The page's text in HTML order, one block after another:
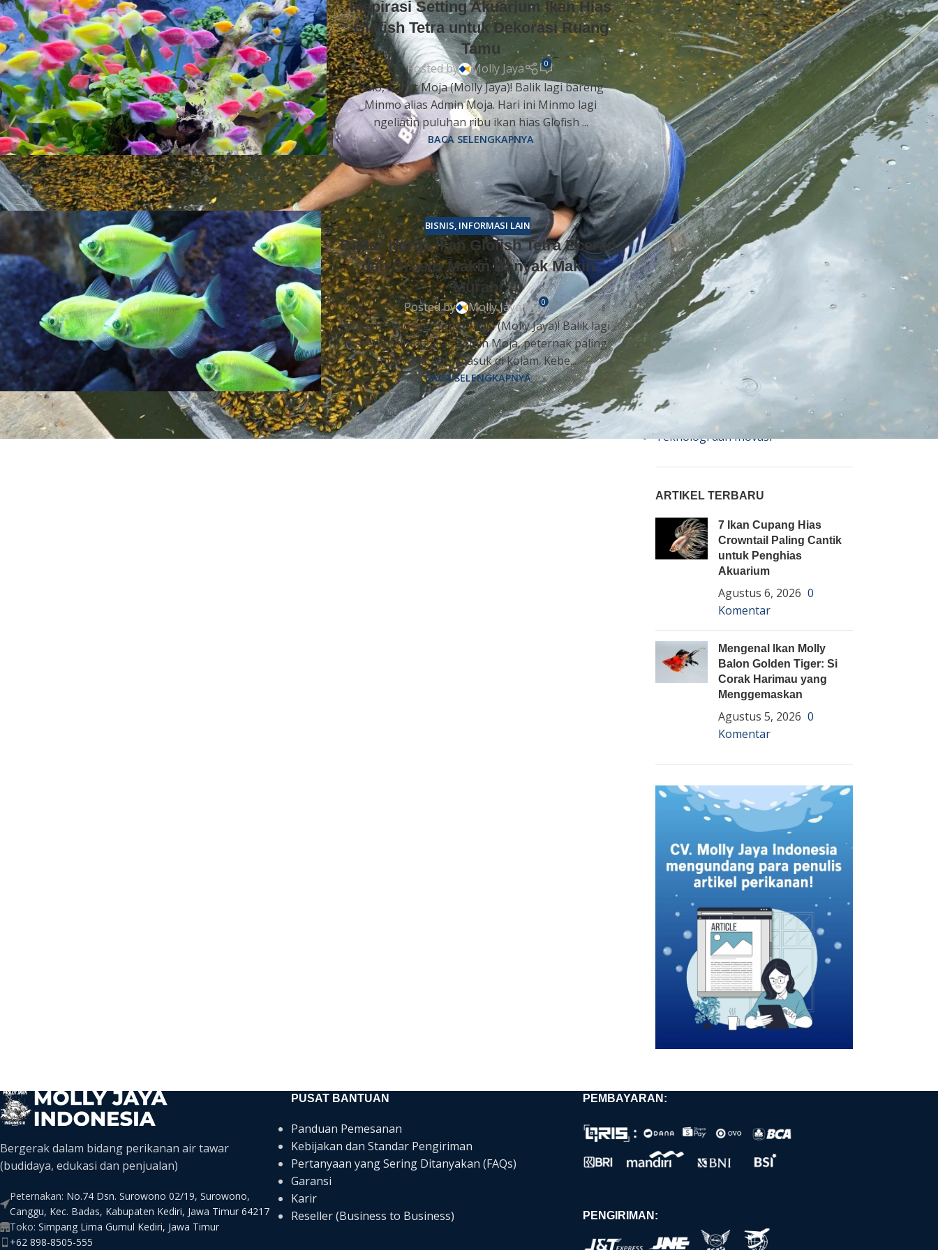
Inspirasi Setting Akuarium Ikan Hias
Glofish Tetra untuk Dekorasi Ruang
Tamu
Posted by Molly Jaya 0
Halo, Sobat Moja (Molly Jaya)! Balik lagi bareng
Minmo alias Admin Moja. ​Hari ini Minmo lagi
ngeliatin puluhan ribu ikan hias Glofish ...
BACA SELENGKAPNYA
BISNIS, INFORMASI LAIN
Daftar Harga Ikan Glofish Tetra Eceran
dan Grosir: Makin Banyak Makin
Murah!
Posted by Molly Jaya 0
Waaah, halo lagi Sobat Moja (Molly Jaya)! Balik lagi
bareng Minmo alias Admin Moja, peternak paling
hits yang hobi masuk di kolam. Kebe...
BACA SELENGKAPNYA
Molly
Channa
Koi
Koki
Guppy
Platy
Glofish
Danio
Manfish
Discuss
Palmas
Kura-kura
KATEGORI
Berita
Bisnis
Budidaya
Event
Informasi Lain
Pembenihan Ikan
Pembesaran Ikan
Teknologi dan Inovasi
ARTIKEL TERBARU
7 Ikan Cupang Hias
Crowntail Paling Cantik
untuk Penghias
Akuarium
Agustus 6, 2026 0
Komentar
Mengenal Ikan Molly
Balon Golden Tiger: Si
Corak Harimau yang
Menggemaskan
Agustus 5, 2026 0
Komentar
Bergerak dalam bidang perikanan air tawar
(budidaya, edukasi dan penjualan)
Peternakan: No.74 Dsn. Surowono 02/19, Surowono,
Canggu, Kec. Badas, Kabupaten Kediri, Jawa Timur 64217
Toko: Simpang Lima Gumul Kediri, Jawa Timur
+62 898-8505-555
PUSAT BANTUAN
Panduan Pemesanan
Kebijakan dan Standar Pengiriman
Pertanyaan yang Sering Ditanyakan (FAQs)
Garansi
Karir
Reseller (Business to Business)
PEMBAYARAN:
PENGIRIMAN: